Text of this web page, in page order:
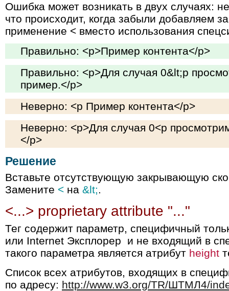
Ошибка может возникать в двух случаях:
что происходит, когда забыли добавляем
применение < вместо использования
Правильно: <p>Пример контента</p>
Правильно: <p>Для случая 0&lt;p
пример.</p>
Неверно: <p Пример контента</p>
Неверно: <p>Для случая 0<p
</p>
Решение
Вставьте отсутствующую закрывающую
Замените < на &lt;
<...> proprietary attribute "..."
Тег содержит параметр, специфичный
или Internet Эксплорер и не входящий в
такого параметра является атрибут height
Список всех атрибутов, входящих в
по адресу: http://www.w3.org/TR/ШТМЛ4/